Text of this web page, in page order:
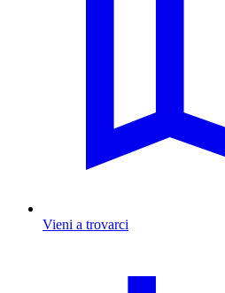
Vieni a trovarci